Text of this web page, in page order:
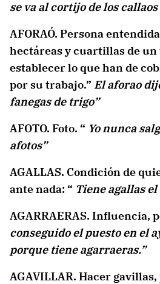
se va al cortijo de los
AFORAÓ. Persona
hectáreas y cuartillas de
establecer lo que han de
por su trabajo.” El aforao
fanegas de trigo”
AFOTO. Foto. “ Yo nunca
afotos”
AGALLAS. Condición de
ante nada: “ Tiene agallas el
AGARRAERAS. Influencia,
conseguido el puesto en el
porque tiene agarraeras.”
AGAVILLAR. Hacer